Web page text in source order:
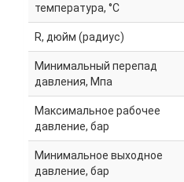
температура, °C
R, дюйм (радиус)
Минимальный перепад
давления, Мпа
Максимальное рабочее
давление, бар
Минимальное выходное
давление, бар